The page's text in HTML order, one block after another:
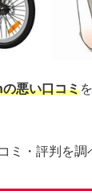
悪い口コミ
ミ・評判を調